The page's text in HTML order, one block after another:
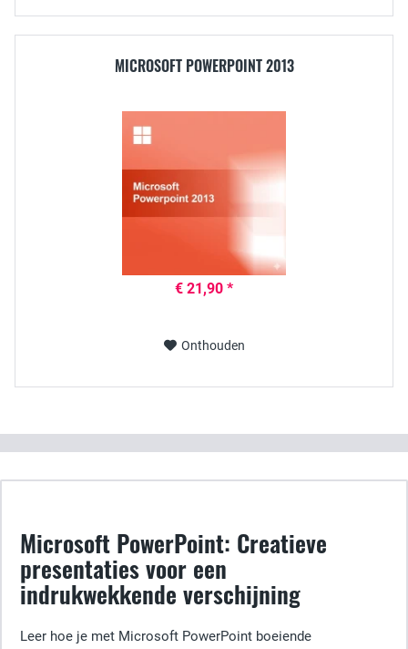
MICROSOFT POWERPOINT 2013
€ 21,90 *
Onthouden
Microsoft PowerPoint: Creatieve
presentaties voor een
indrukwekkende verschijning
Leer hoe je met Microsoft PowerPoint boeiende